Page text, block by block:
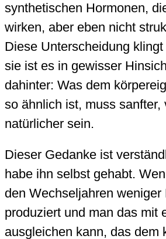
synthetischen Hormonen,
wirken, aber eben nicht
Diese Unterscheidung
sie ist es in gewisser
dahinter: Was dem
so ähnlich ist, muss sanfter,
natürlicher sein.
Dieser Gedanke ist
habe ihn selbst gehabt.
den Wechseljahren weniger
produziert und man das mit
ausgleichen kann, das dem